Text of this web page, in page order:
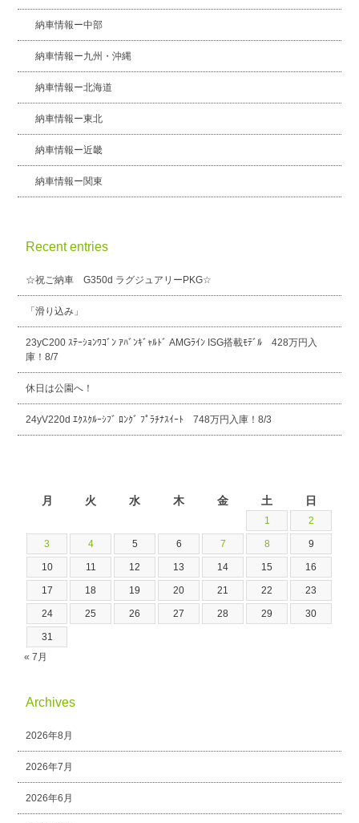
納車情報ー中部
納車情報ー九州・沖縄
納車情報ー北海道
納車情報ー東北
納車情報ー近畿
納車情報ー関東
Recent entries
☆祝ご納車 G350d ラグジュアリーPKG☆
「滑り込み」
23yC200 ｽﾃｰｼｮﾝﾜｺﾞﾝ ｱﾊﾞﾝｷﾞｬﾙﾄﾞ AMGﾗｲﾝ ISG搭載ﾓﾃﾞﾙ 428万円入
庫！8/7
休日は公園へ！
24yV220d ｴｸｽｸﾙｰｼﾌﾞ ﾛﾝｸﾞ ﾌﾟﾗﾁﾅｽｲｰﾄ 748万円入庫！8/3
月 火 水 木 金 土 日
1 2
3 4 5 6 7 8 9
10 11 12 13 14 15 16
17 18 19 20 21 22 23
24 25 26 27 28 29 30
31
« 7月
Archives
2026年8月
2026年7月
2026年6月